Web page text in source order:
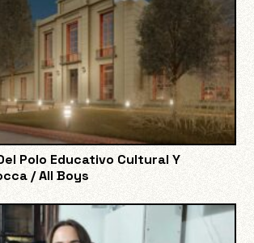
Polo Educativo Cultural Y
/ All Boys